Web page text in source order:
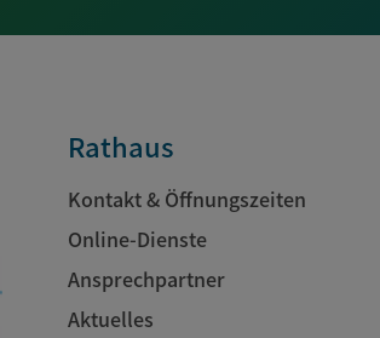
Rathaus
Kontakt & Öffnungszeiten
Online-Dienste
Ansprechpartner
Aktuelles